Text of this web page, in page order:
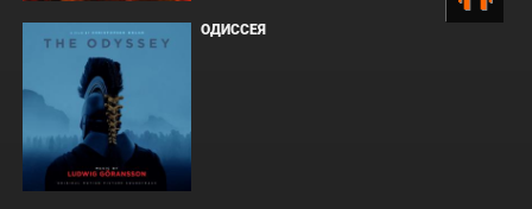
ОДИССЕЯ